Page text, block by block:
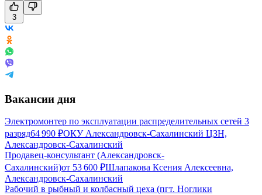
3
Вакансии дня
Электромонтер по эксплуатации распределительных сетей 3
разряд64 990 ₽ОКУ Александровск-Сахалинский ЦЗН,
Александровск-Сахалинский
Продавец-консультант (Александровск-
Сахалинский)от 53 600 ₽Шлапакова Ксения Алексеевна,
Александровск-Сахалинский
Рабочий в рыбный и колбасный цеха (пгт. Ноглики